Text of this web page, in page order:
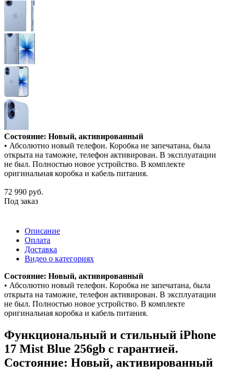
Состояние: Новый, активированный
• Абсолютно новый телефон. Коробка не запечатана, была
открыта на таможне, телефон активирован. В эксплуатации
не был. Полностью новое устройство. В комплекте
оригинальная коробка и кабель питания.
72 990 руб.
Под заказ
Описание
Оплата
Доставка
Видео о категориях
Состояние: Новый, активированный
• Абсолютно новый телефон. Коробка не запечатана, была
открыта на таможне, телефон активирован. В эксплуатации
не был. Полностью новое устройство. В комплекте
оригинальная коробка и кабель питания.
Функциональный и стильный iPhone
17 Mist Blue 256gb с гарантией.
Состояние: Новый, активированный